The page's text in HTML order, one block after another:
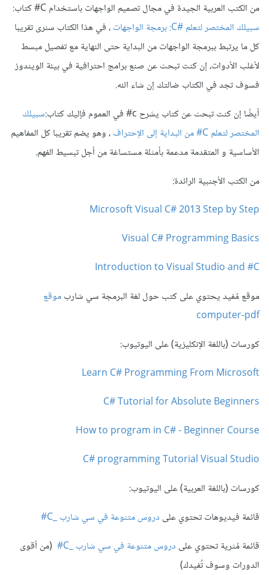
من الكتب العربية الجيدة في مجال تصميم الواجهات باستخدام C# كتاب:
سبيلك المختصر لتعلم #C: برمجة الواجهات
، في هذا الكتاب سنرى تقريبا
كل ما يرتبط ببرمجة الواجهات من البداية حتى النهاية مع تفصيل مبسط
لأغلب الأدوات، إن كنت تبحث عن صنع برامج احترافية في بيئة الويندوز
فسوف تجد في الكتاب ضالتك إن شاء الله.
أيضًا إن كنت تبحث عن كتاب يشرح c# في العموم فإليك كتاب:
سبيلك
المختصر لتعلم C# من البداية إلى الإحتراف
، وهو يضم تقريبا كل المفاهيم
الأساسية و المتقدمة مدعمة بأمثلة مستساغة من أجل تبسيط الفهم.
من الكتب الأجنبية الرائدة:
Microsoft Visual C# 2013 Step by Step
Visual C# Programming Basics
Introduction to Visual Studio and #C
موقع مُفيد يحتوي على كتب حول لغة البرمجة سي شاربموقع
computer-pdf
كورسات (باللغة الإنكليزية) على اليوتيوب:
Learn C# Programming From Microsoft
C# Tutorial for Absolute Beginners
How to program in C# - Beginner Course
C# programming Tutorial Visual Studio
كورسات (باللغة العربية) على اليوتيوب:
قائمة فيديوهات تحتوي على دروس متنوعة في سي شارب _C#
قائمة مُثرية تحتوي على دروس متنوعة في سي شارب _C#
(من أقوى
الدورات وسوف تُفيدك)